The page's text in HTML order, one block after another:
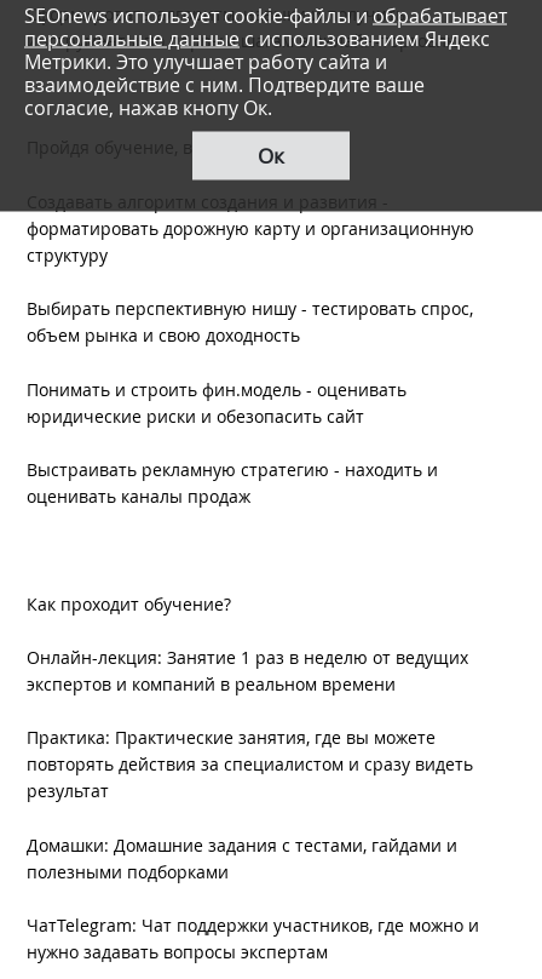
Сформировать алгоритм, навыки и получить
инструменты по первым шагам в онлайн-торговлю.
Пройдя обучение, вы научитесь:
Создавать алгоритм создания и развития -
форматировать дорожную карту и организационную
структуру
Выбирать перспективную нишу - тестировать спрос,
объем рынка и свою доходность
Понимать и строить фин.модель - оценивать
юридические риски и обезопасить сайт
Выстраивать рекламную стратегию - находить и
оценивать каналы продаж
Как проходит обучение?
Онлайн-лекция: Занятие 1 раз в неделю от ведущих
экспертов и компаний в реальном времени
Практика: Практические занятия, где вы можете
повторять действия за специалистом и сразу видеть
результат
Домашки: Домашние задания с тестами, гайдами и
полезными подборками
ЧатTelegram: Чат поддержки участников, где можно и
нужно задавать вопросы экспертам
SEOnews использует cookie-файлы иобрабатывает
персональные данные с использованием Яндекс
Метрики. Это улучшает работу сайта и
взаимодействие с ним. Подтвердите ваше
согласие, нажав кнопу Ок.
Ок